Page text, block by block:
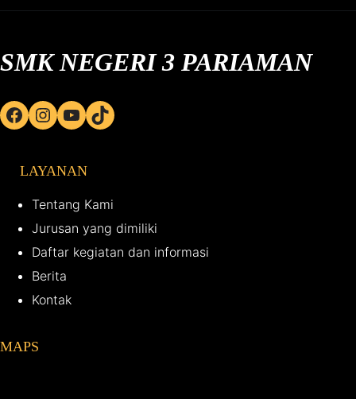
SMK NEGERI 3 PARIAMAN
Facebook Instagram YouTube TikTok
LAYANAN
Tentang Kami
Jurusan yang dimiliki
Daftar kegiatan dan informasi
Berita
Kontak
MAPS